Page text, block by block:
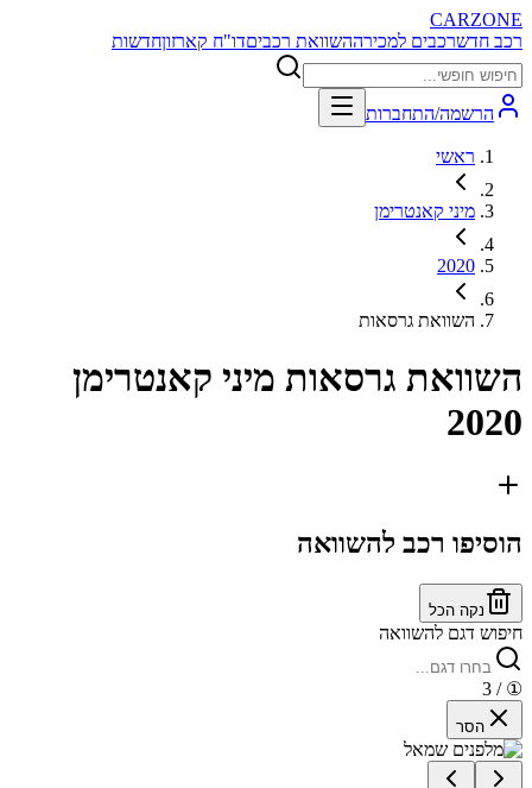
CARZONE
רכב חדשרכבים למכירההשוואת רכביםדו"ח קארזוןחדשות
הרשמה/התחברות
ראשי
מיני קאנטרימן
2020
השוואת גרסאות
השוואת גרסאות מיני קאנטרימן
2020
הוסיפו רכב להשוואה
נקה הכל
חיפוש דגם להשוואה
①
/ 3
הסר